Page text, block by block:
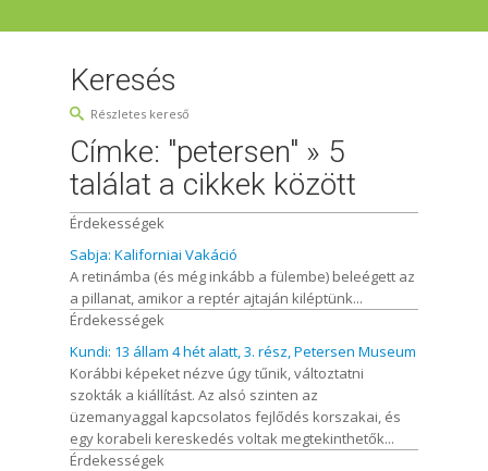
Keresés
Részletes kereső
Címke: "petersen" » 5
találat a cikkek között
Érdekességek
Sabja: Kaliforniai Vakáció
A retinámba (és még inkább a fülembe) beleégett az
a pillanat, amikor a reptér ajtaján kiléptünk...
Érdekességek
Kundi: 13 állam 4 hét alatt, 3. rész, Petersen Museum
Korábbi képeket nézve úgy tűnik, változtatni
szokták a kiállítást. Az alsó szinten az
üzemanyaggal kapcsolatos fejlődés korszakai, és
egy korabeli kereskedés voltak megtekinthetők...
Érdekességek